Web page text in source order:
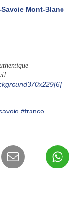
Savoie Mont-Blanc
#france